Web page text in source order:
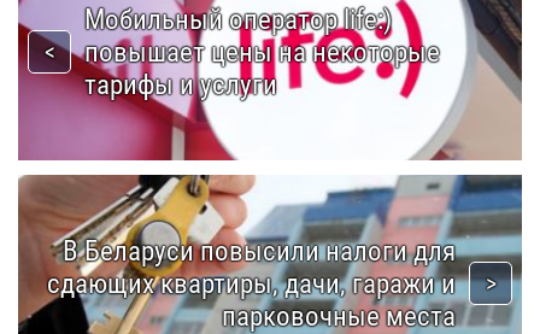
Мобильный оператор life:)
повышает цены на некоторые
тарифы и услуги
В Беларуси повысили налоги для
сдающих квартиры, дачи, гаражи и
парковочные места